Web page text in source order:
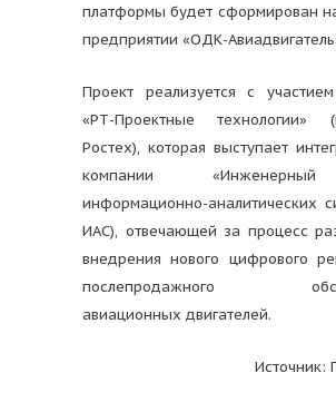
платформы будет сформирован
предприятии «ОДК-
Проект реализуется с
«РТ-Проектные технологии»
Ростех), которая выступает
компании
информационно-аналитических
ИАС), отвечающей за процесс
внедрения нового цифрового
послепродажного
авиационных двигателей.
Источник: